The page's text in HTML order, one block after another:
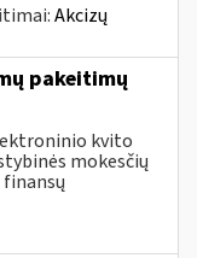
Akcizų
pakeitimų
kvito
mokesčių